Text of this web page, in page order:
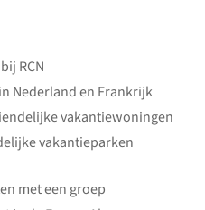
RCN
Nederland en Frankrijk
vakantiewoningen
vakantieparken
met een groep